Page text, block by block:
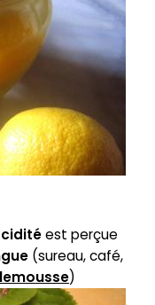
est perçue
(sureau, café,
)